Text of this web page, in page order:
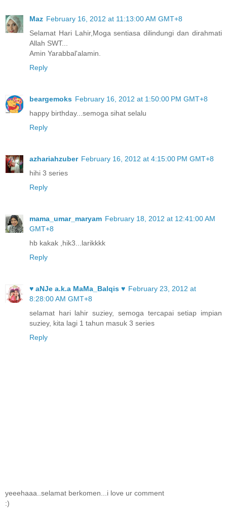
Maz February 16, 2012 at 11:13:00 AM GMT+8
Selamat Hari Lahir,Moga sentiasa dilindungi dan dirahmati
Allah SWT...
Amin Yarabbal'alamin.
Reply
beargemoks February 16, 2012 at 1:50:00 PM GMT+8
happy birthday...semoga sihat selalu
Reply
azhariahzuber February 16, 2012 at 4:15:00 PM GMT+8
hihi 3 series
Reply
mama_umar_maryam February 18, 2012 at 12:41:00 AM
GMT+8
hb kakak ,hik3...larikkkk
Reply
♥ aNJe a.k.a MaMa_Balqis ♥ February 23, 2012 at
8:28:00 AM GMT+8
selamat hari lahir suziey, semoga tercapai setiap impian
suziey, kita lagi 1 tahun masuk 3 series
Reply
yeeehaaa..selamat berkomen...i love ur comment
:)